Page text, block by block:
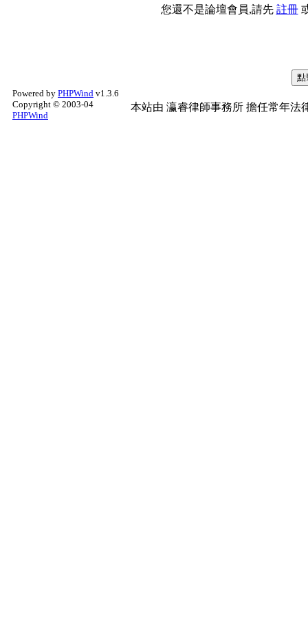
您還不是論壇會員,請先 註冊
Powered by PHPWind v1.3.6
Copyright © 2003-04
PHPWind
本站由 瀛睿律師事務所 擔任常年法